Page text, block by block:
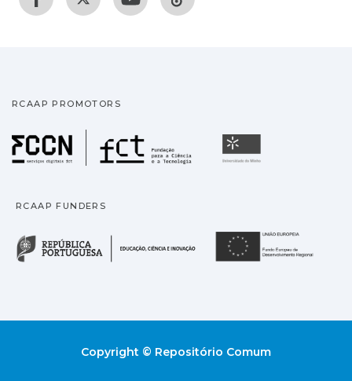
RCAAP PROMOTORS
Fundação para a
RCAAP FUNDERS
República Portuguesa
Copyright © Repositório Comum